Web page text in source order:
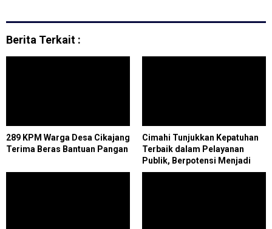
Berita Terkait :
289 KPM Warga Desa Cikajang
Terima Beras Bantuan Pangan
Cimahi Tunjukkan Kepatuhan
Terbaik dalam Pelayanan
Publik, Berpotensi Menjadi
Model bagi Daerah Lain